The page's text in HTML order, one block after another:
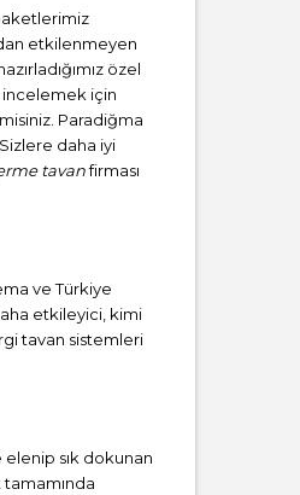
etkilenmeyen
özel
incelemek için
Paradiğma
daha iyi
tavanfirması
ve Türkiye
etkileyici, kimi
tavan sistemleri
sık dokunan